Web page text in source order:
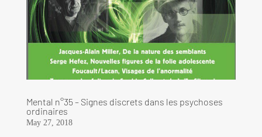
Mental n°35 – Signes discrets dans les psychoses
ordinaires
May 27, 2018